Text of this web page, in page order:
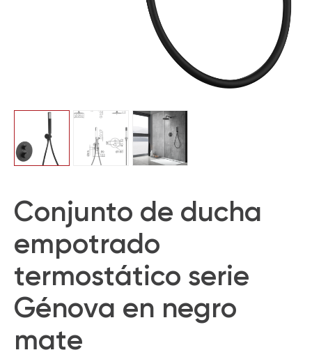
Conjunto de ducha
empotrado
termostático serie
Génova en negro
mate